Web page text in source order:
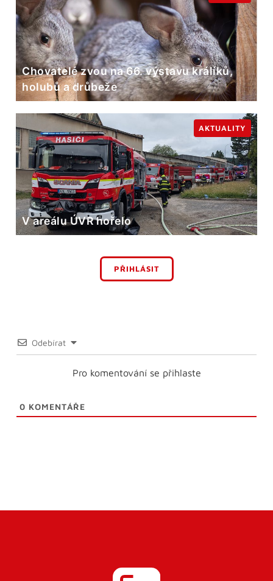
Chovatelé zvou na 66. výstavu králíků,
holubů a drůbeže
V areálu ÚVR hořelo
AKTUALITY
PŘIHLÁSIT
Odebírat
Pro komentování se přihlaste
0 KOMENTÁŘE